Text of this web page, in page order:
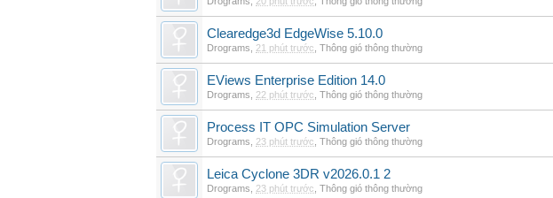
Clearedge3d EdgeWise 5.10.0
Drograms 21 phút trước Thông gió thông thường
EViews Enterprise Edition 14.0
Drograms 22 phút trước Thông gió thông thường
Process IT OPC Simulation Server
Drograms 23 phút trước Thông gió thông thường
Leica Cyclone 3DR v2026.0.1 2
Drograms 23 phút trước Thông gió thông thường